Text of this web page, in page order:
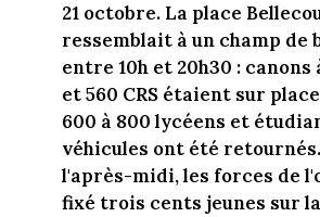
21 octobre. La place
ressemblait à un champ de
entre 10h et 20h30 : canons
et 560 CRS étaient sur
600 à 800 lycéens et
véhicules ont été
l'après-midi, les forces de
fixé trois cents jeunes sur